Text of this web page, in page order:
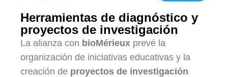
Herramientas de diagnóstico y
proyectos de investigación
La alianza con bioMérieux prevé la
organización de iniciativas educativas y la
creación de proyectos de investigación